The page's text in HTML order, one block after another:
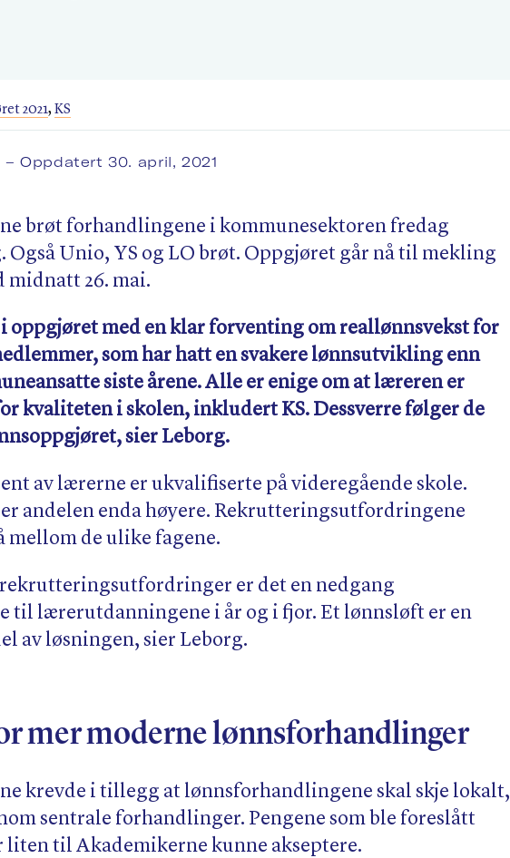
2021, KS
– Oppdatert 30. april, 2021
brøt forhandlingene i kommunesektoren fredag
Også Unio, YS og LO brøt. Oppgjøret går nå til mekling
midnatt 26. mai.
oppgjøret med en klar forventing om reallønnsvekst for
som har hatt en svakere lønnsutvikling enn
siste årene. Alle er enige om at læreren er
kvaliteten i skolen, inkludert KS. Dessverre følger de
sier Leborg.
av lærerne er ukvalifiserte på videregående skole.
andelen enda høyere. Rekrutteringsutfordringene
mellom de ulike fagene.
er det en nedgang
til lærerutdanningene i år og i fjor. Et lønnsløft er en
av løsningen, sier Leborg.
mer moderne lønnsforhandlinger
krevde i tillegg at lønnsforhandlingene skal skje lokalt,
sentrale forhandlinger. Pengene som ble foreslått
liten til Akademikerne kunne akseptere.